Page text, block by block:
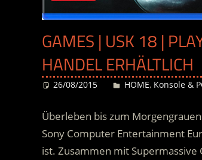
GAMES | USK 18 |
HANDEL ERHÄLTLICH
26/08/2015 Desiree
HOME, Konsole &
Überleben bis zum
Sony Computer Entertainment
ist. Zusammen mit Supermassive